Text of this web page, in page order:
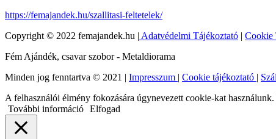
https://femajandek.hu/szallitasi-feltetelek/
Copyright © 2022 femajandek.hu | Adatvédelmi Tájékoztató | Cookie
Fém Ajándék, csavar szobor - Metaldiorama
Minden jog fenntartva © 2021 | Impresszum | Cookie tájékoztató |
A felhasználói élmény fokozására úgynevezett cookie-kat
További információ Elfogad